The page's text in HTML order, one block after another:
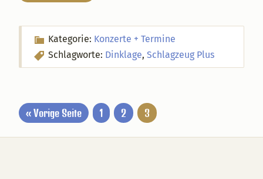
Kategorie: Konzerte + Termine
Schlagworte: Dinklage,Schlagzeug Plus
« Vorige Seite Seite
1 Seite
2 Seite
3